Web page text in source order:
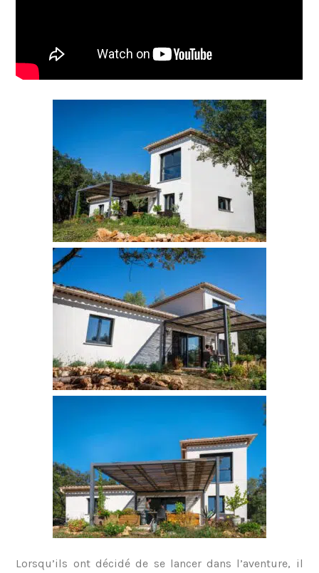
Lorsqu’ils ont décidé de se lancer dans l’aventure, il